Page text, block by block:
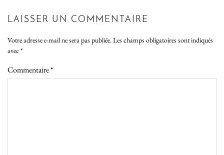
LAISSER UN COMMENTAIRE
Votre adresse e-mail ne sera pas publiée.Les champs obligatoires sont indiqués
avec *
Commentaire*